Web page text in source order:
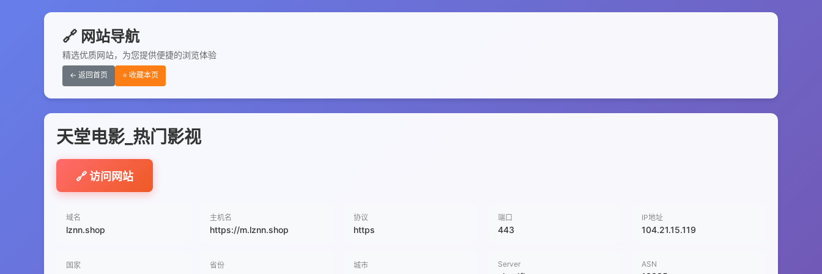
🔗 网站导航
精选优质网站，为您提供便捷的浏览体验
← 返回首页 ⭐ 收藏本页
天堂电影_热门影视
🔗 访问网站
域名
lznn.shop
主机名
https://m.lznn.shop
协议
https
端口
443
IP地址
104.21.15.119
国家 省份 城市 Server ASN